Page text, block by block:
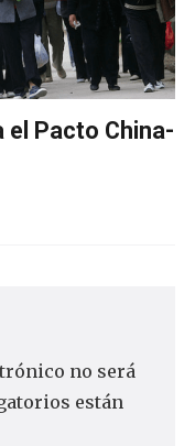
el Pacto China-
no será
están